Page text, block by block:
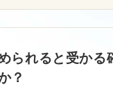
られると受かる
？